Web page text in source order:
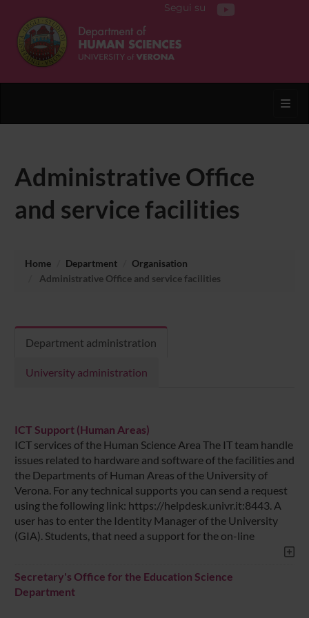
Segui su
Administrative Office
and service facilities
Home Department
Organisation
Administrative Office and service facilities
Department administration
University administration
ICT Support (Human Areas)
ICT services of the Human Science Area The IT team handle
issues related to hardware and software of the facilities and
the Departments of Human Areas of the University of
Verona. For any technical supports you can send a request
using the following link: https://helpdesk.univr.it:8443. A
user has to enter the Identity Manager of the University
(GIA). Students, that need a support for the on-line
Secretary's Office for the Education Science
Department